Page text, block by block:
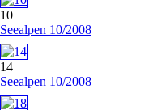
10
Seealpen 10/2008
14
Seealpen 10/2008